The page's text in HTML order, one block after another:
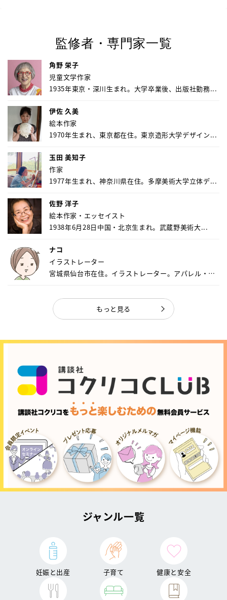
監修者・専門家一覧
角野 栄子
児童文学作家
1935年東京・深川生まれ。大学卒業後、出版社勤務...
伊佐 久美
絵本作家
1970年生まれ、東京都在住。東京造形大学デザイン...
玉田 美知子
作家
1977年生まれ、神奈川県在住。多摩美術大学立体デ...
佐野 洋子
絵本作家・エッセイスト
1938年6月28日中国・北京生まれ。武蔵野美術大...
ナコ
イラストレーター
宮城県仙台市在住。イラストレーター。アパレル・キ
もっと見る
ジャンル一覧
妊娠と出産 子育て 健康と安全